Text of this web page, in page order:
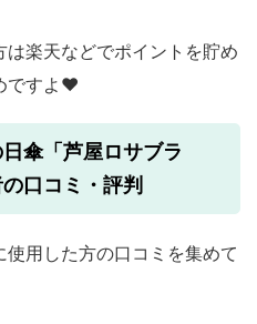
楽天などでポイントを貯め
ですよ♥
傘「芦屋ロサブラ
口コミ・評判
使用した方の口コミを集めて